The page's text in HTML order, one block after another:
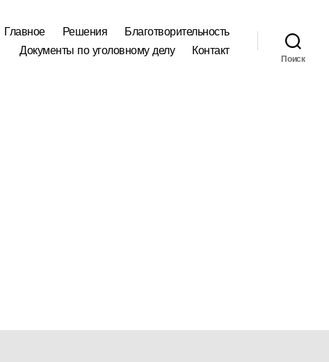
Главное Решения
Благотворительность
Документы по уголовному делу
Контакт
Поиск